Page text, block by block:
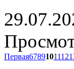
Первая6789101112